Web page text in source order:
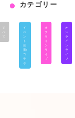
カテゴリー
す
べ
て
イ
ベ
ン
ト
出
演/
コ
ラ
ボ
オ
フ
ラ
イ
ン
ラ
イ
ブ
オ
ン
ラ
イ
ン
ラ
イ
ブ